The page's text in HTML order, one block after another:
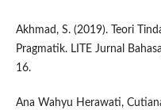
Akhmad, S. (2019). Teori
Pragmatik. LITE Jurnal
16.
Ana Wahyu Herawati,